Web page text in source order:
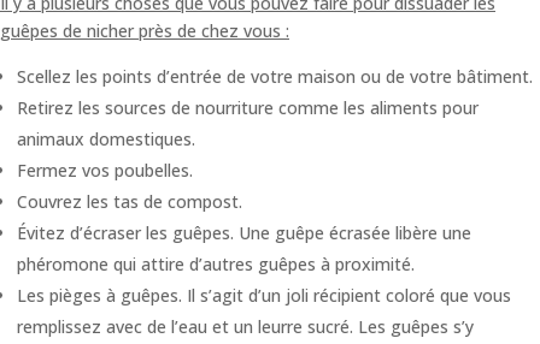
guêpes de nicher près de chez vous :
Scellez les points d’entrée de votre maison ou de votre bâtiment.
Retirez les sources de nourriture comme les aliments pour
animaux domestiques.
Fermez vos poubelles.
Couvrez les tas de compost.
Évitez d’écraser les guêpes. Une guêpe écrasée libère une
phéromone qui attire d’autres guêpes à proximité.
Les pièges à guêpes. Il s’agit d’un joli récipient coloré que vous
remplissez avec de l’eau et un leurre sucré. Les guêpes s’y